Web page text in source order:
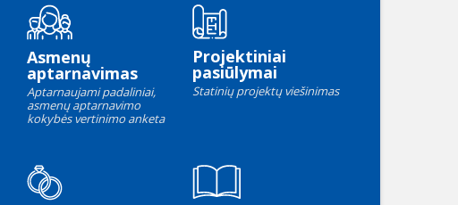
Asmenų
aptarnavimas
Aptarnaujami padaliniai,
asmenų aptarnavimo
kokybės vertinimo anketa
Projektiniai
pasiūlymai
Statinių projektų viešinimas